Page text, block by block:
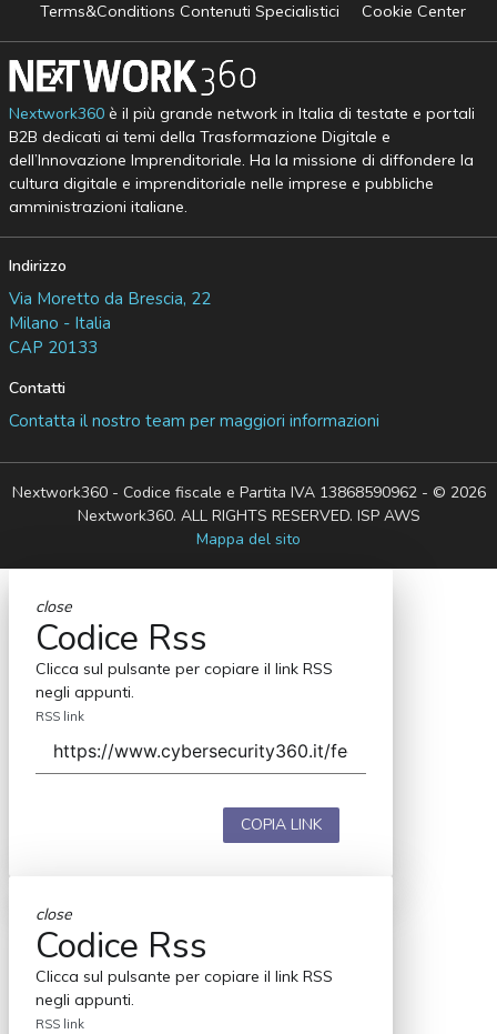
Terms&Conditions Contenuti Specialistici
Cookie Center
Nextwork360è il più grande network in Italia di testate e portali
B2B dedicati ai temi della Trasformazione Digitale e
dell’Innovazione Imprenditoriale. Ha la missione di diffondere la
cultura digitale e imprenditoriale nelle imprese e pubbliche
amministrazioni italiane.
Indirizzo
Via Moretto da Brescia, 22
Milano - Italia
CAP 20133
Contatti
Contatta il nostro team per maggiori informazioni
Nextwork360 - Codice fiscale e Partita IVA 13868590962 - © 2026
Nextwork360. ALL RIGHTS RESERVED. ISP AWS
Mappa del sito
close
Codice Rss
Clicca sul pulsante per copiare il link RSS
negli appunti.
RSS link
COPIA LINK
close
Codice Rss
Clicca sul pulsante per copiare il link RSS
negli appunti.
RSS link